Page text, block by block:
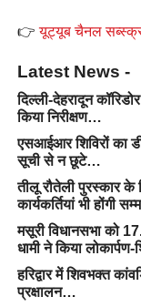
👉यूट्यूब चैनल
Latest News -
दिल्ली-देहरादून
किया निरीक्षण…
एसआईआर शिविरों का
सूची से न छूटे…
तीलू रौतेली पुरस्कार
कार्यकर्तियां भी होंगी
मसूरी विधानसभा को
धामी ने किया लोकार्पण-
हरिद्वार में शिवभक्त
प्रक्षालन…